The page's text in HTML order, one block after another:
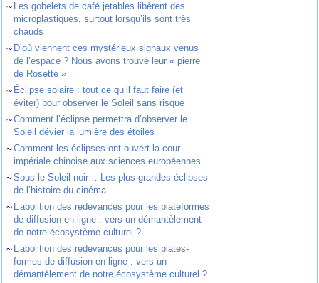
~ Les gobelets de café jetables libèrent des
microplastiques, surtout lorsqu’ils sont très
chauds
~ D’où viennent ces mystérieux signaux venus
de l’espace ? Nous avons trouvé leur « pierre
de Rosette »
~ Éclipse solaire : tout ce qu’il faut faire (et
éviter) pour observer le Soleil sans risque
~Comment l’éclipse permettra d’observer le
Soleil dévier la lumière des étoiles
~Comment les éclipses ont ouvert la cour
impériale chinoise aux sciences européennes
~Sous le Soleil noir… Les plus grandes éclipses
de l’histoire du cinéma
~ L’abolition des redevances pour les plateformes
de diffusion en ligne : vers un démantèlement
de notre écosystème culturel ?
~ L’abolition des redevances pour les plates-
formes de diffusion en ligne : vers un
démantèlement de notre écosystème culturel ?